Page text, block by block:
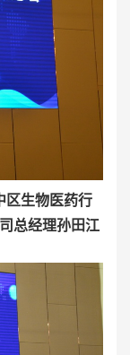
区生物医药行
总经理孙田江